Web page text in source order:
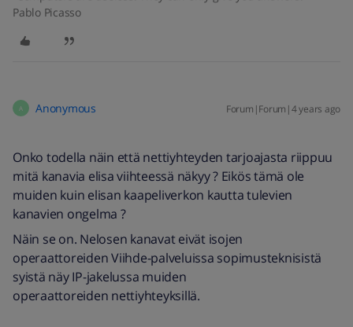
Pablo Picasso
A Anonymous Forum|Forum|4 years ago
Onko todella näin että nettiyhteyden tarjoajasta riippuu
mitä kanavia elisa viihteessä näkyy ? Eikös tämä ole
muiden kuin elisan kaapeliverkon kautta tulevien
kanavien ongelma ?
Näin se on. Nelosen kanavat eivät isojen
operaattoreiden Viihde-palveluissa sopimusteknisistä
syistä näy IP-jakelussa muiden
operaattoreiden nettiyhteyksillä.